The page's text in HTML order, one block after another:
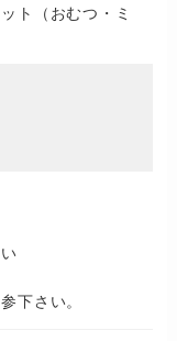
ト（おむつ・ミ
下さい。